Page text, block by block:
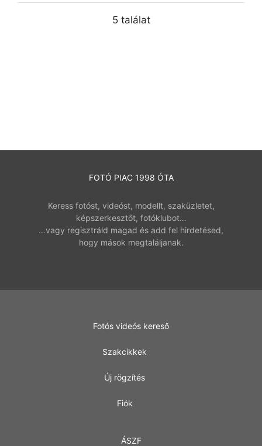
5 találat
FOTÓ PIAC 1998 ÓTA
Keress fotóst, videóst, modellt, szaküzletet,
képszerkesztőt, fotóklubot…
…vagy regisztráld magad és add fel hirdetésed,
hogy mások megtaláljanak.
Fotós videós kereső
Szakcikkek
Új rögzítés
Fiók
ÁSZF